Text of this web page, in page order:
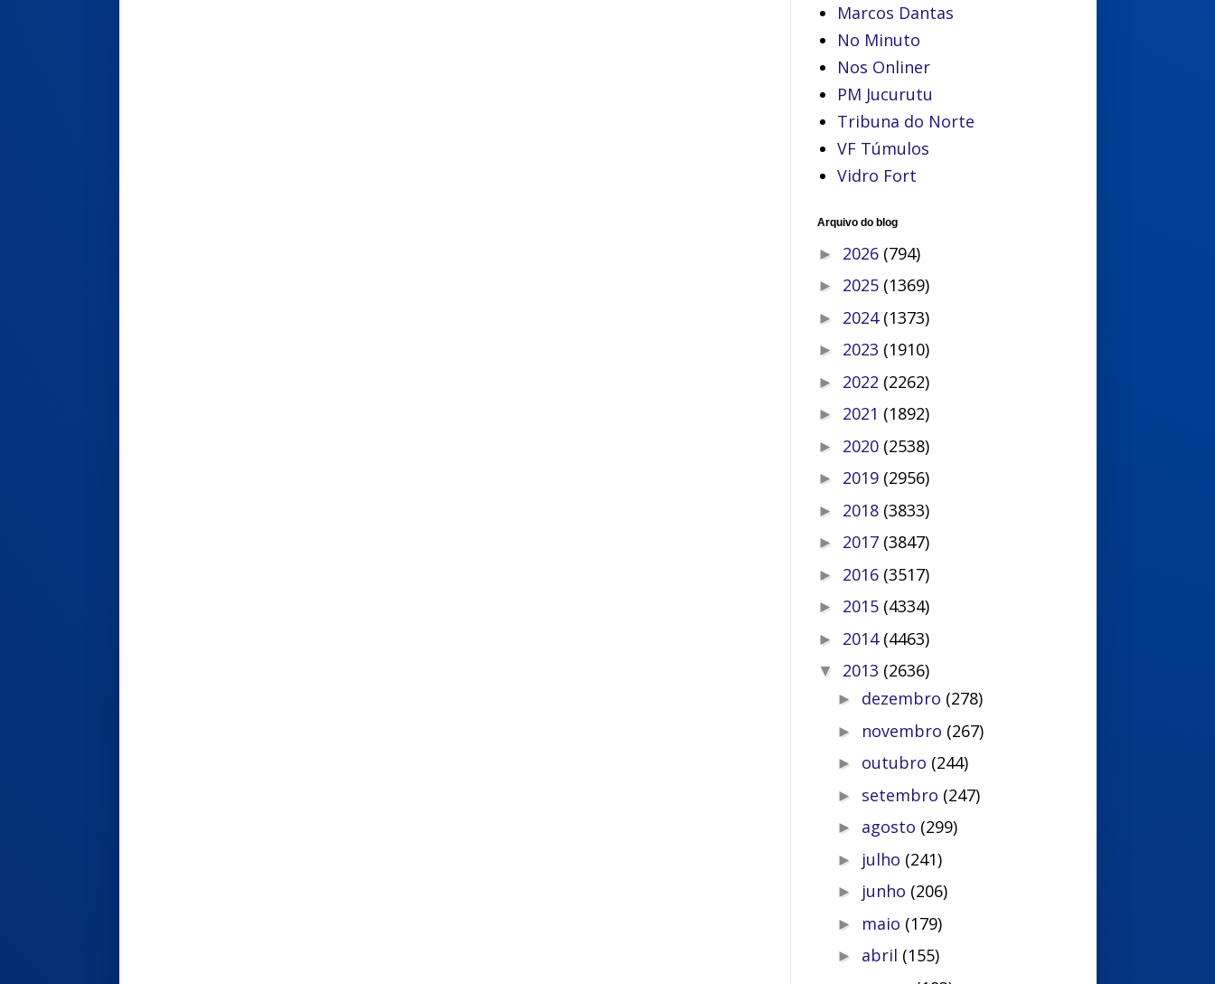
Marcos Dantas
No Minuto
Nos Onliner
PM Jucurutu
Tribuna do Norte
VF Túmulos
Vidro Fort
Arquivo do blog
► 2026 (794)
► 2025 (1369)
► 2024 (1373)
► 2023 (1910)
► 2022 (2262)
► 2021 (1892)
► 2020 (2538)
► 2019 (2956)
► 2018 (3833)
► 2017 (3847)
► 2016 (3517)
► 2015 (4334)
► 2014 (4463)
▼ 2013 (2636)
► dezembro (278)
► novembro (267)
► outubro (244)
► setembro (247)
► agosto (299)
► julho (241)
► junho (206)
► maio (179)
► abril (155)